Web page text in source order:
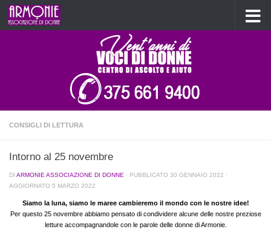
Salta al contenuto
CONSIGLI DI LETTURA
Intorno al 25 novembre
DI ARMONIE ASSOCIAZIONE DI DONNE · PUBBLICATO 30 GENNAIO 2022 ·
AGGIORNATO 5 MARZO 2022
Siamo la luna, siamo le maree cambieremo il mondo con le nostre idee!
Per questo 25 novembre abbiamo pensato di condividere alcune delle nostre preziose
letture accompagnandole con le parole delle donne di Armonie.